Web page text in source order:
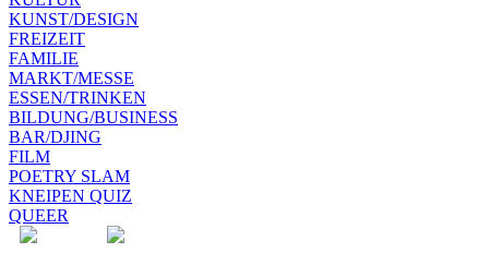
KUNST/DESIGN
FREIZEIT
FAMILIE
MARKT/MESSE
ESSEN/TRINKEN
BILDUNG/BUSINESS
BAR/DJING
FILM
POETRY SLAM
KNEIPEN QUIZ
QUEER